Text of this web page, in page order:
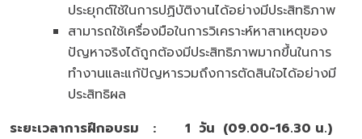
ประยุกต์ใช้ในการปฏิบัติงานได้อย่างมีประสิทธิภาพ
สามารถใช้เครื่องมือในการวิเคราะห์หาสาเหตุของ
ปัญหาจริงได้ถูกต้องมีประสิทธิภาพมากขึ้นในการ
ทำงานและแก้ปัญหารวมถึงการตัดสินใจได้อย่างมี
ประสิทธิผล
ระยะเวลาการฝึกอบรม
: 1 วัน (09.00-16.30 น.)